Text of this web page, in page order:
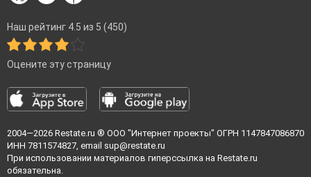
Наш рейтинг 4.5 из 5 (450)
Оцените эту страницу
2004—2026 Restate.ru ® ООО "Интернет проекты" ОГРН 1147847086870
ИНН 7811574827, email sup@restate.ru
При использовании материалов гиперссылка на Restate.ru
обязательна.